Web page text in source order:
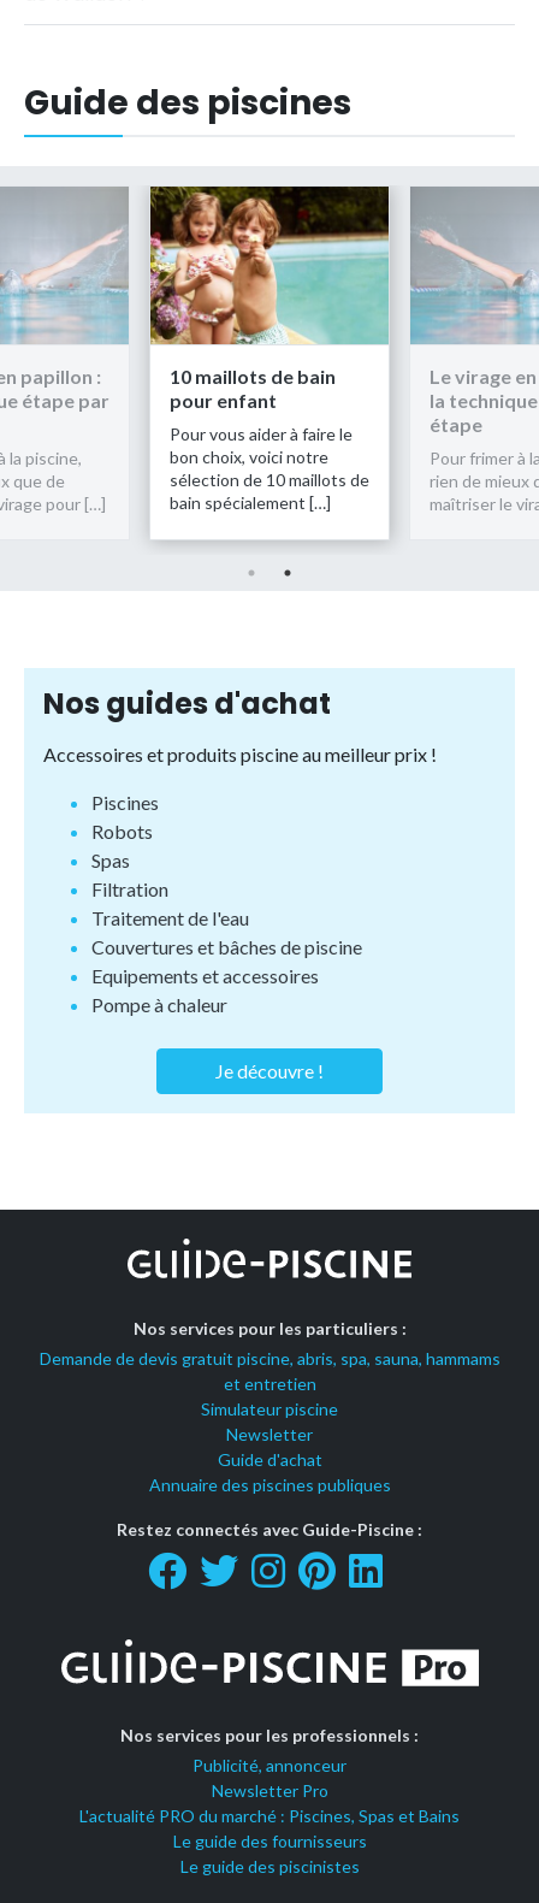
Guide des piscines
papillon :
étape par
la piscine,
que de
pour […]
10 maillots de bain
pour enfant
Pour vous aider à faire le
bon choix, voici notre
sélection de 10 maillots de
bain spécialement […]
Le virage
la
étape
Pour frimer à
rien de mieux
maîtriser le
Nos guides d'achat
Accessoires et produits piscine au meilleur prix !
Piscines
Robots
Spas
Filtration
Traitement de l'eau
Couvertures et bâches de piscine
Equipements et accessoires
Pompe à chaleur
Je découvre !
Nos services pour les particuliers :
Demande de devis gratuit piscine, abris, spa, sauna, hammams
et entretien
Simulateur piscine
Newsletter
Guide d'achat
Annuaire des piscines publiques
Restez connectés avec Guide-Piscine :
Nos services pour les professionnels :
Publicité, annonceur
Newsletter Pro
L'actualité PRO du marché : Piscines, Spas et Bains
Le guide des fournisseurs
Le guide des piscinistes